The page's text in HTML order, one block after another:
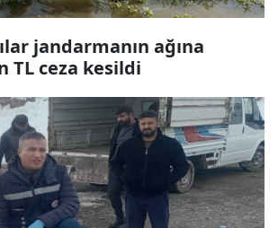
jandarmanın ağına
TL ceza kesildi